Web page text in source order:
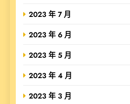
2023 年 7 月
2023 年 6 月
2023 年 5 月
2023 年 4 月
2023 年 3 月